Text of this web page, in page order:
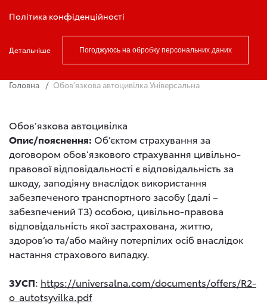
Політика конфіденційності
Детальніше Погоджуюсь на обробку персональних даних
Записатись на тест драйв
Головна Обов’язкова автоцивілка Універсальна
Обов’язкова автоцивілка
Опис/пояснення: Об’єктом страхування за
договором обов’язкового страхування цивільно-
правової відповідальності є відповідальність за
шкоду, заподіяну внаслідок використання
забезпеченого транспортного засобу (далі –
забезпечений ТЗ) особою, цивільно-правова
відповідальність якої застрахована, життю,
здоров’ю та/або майну потерпілих осіб внаслідок
настання страхового випадку.
ЗУСП: https://universalna.com/documents/offers/R2-
o_autotsyvilka.pdf